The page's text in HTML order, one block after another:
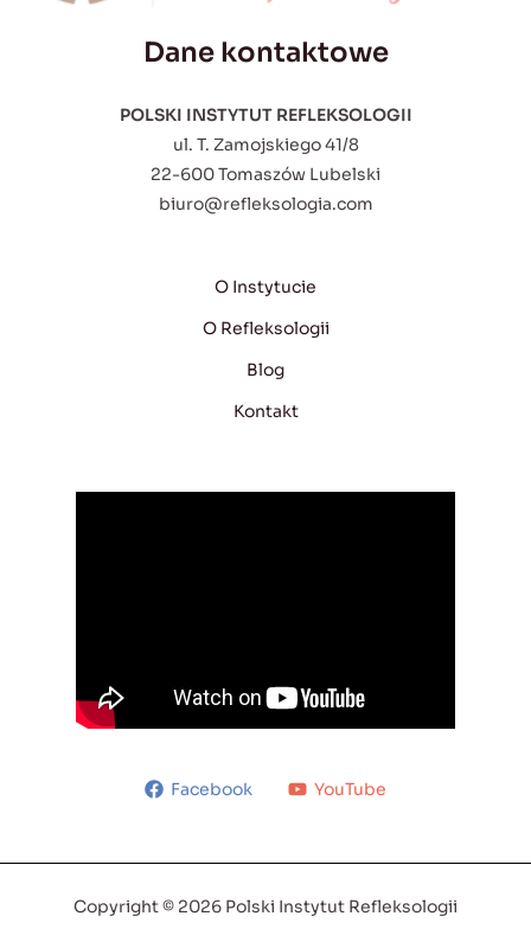
Dane kontaktowe
POLSKI INSTYTUT REFLEKSOLOGII
ul. T. Zamojskiego 41/8
22-600 Tomaszów Lubelski
biuro@refleksologia.com
O Instytucie
O Refleksologii
Blog
Kontakt
Facebook YouTube
Copyright © 2026 Polski Instytut Refleksologii